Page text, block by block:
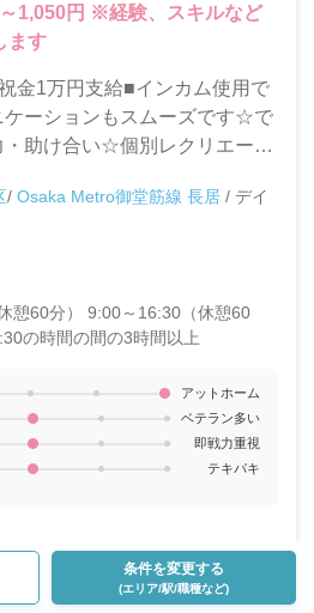
～1,050円 ※経験、スキルなど
ます
金1万円支給■インカム使用で
ケーションもスムーズです☆で
・助け合い☆個別レクリエーシ
します！【週1日～/時給
/ Osaka Metro御堂筋線 長居 / デイ
憩60分） 9:00～16:30（休憩60
の時間の間の3時間以上
アットホーム
ベテラン多い
即戦力重視
テキパキ
詳細を見る
時間・雰囲気など）
条件を変更する
(エリア/駅/職種など)